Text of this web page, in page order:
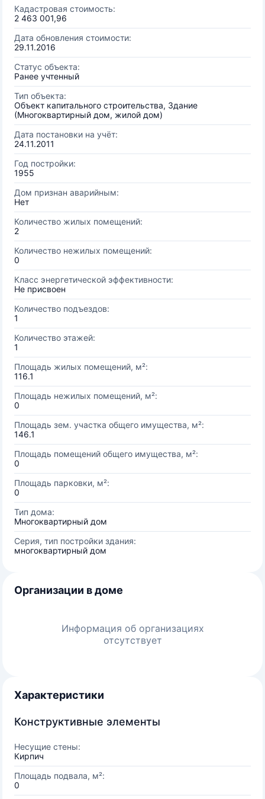
Кадастровая стоимость:
2 463 001,96
Дата обновления стоимости:
29.11.2016
Статус объекта:
Ранее учтенный
Тип объекта:
Объект капитального строительства, Здание
(Многоквартирный дом, жилой дом)
Дата постановки на учёт:
24.11.2011
Год постройки:
1955
Дом признан аварийным:
Нет
Количество жилых помещений:
2
Количество нежилых помещений:
0
Класс энергетической эффективности:
Не присвоен
Количество подъездов:
1
Количество этажей:
1
Площадь жилых помещений, м²:
116.1
Площадь нежилых помещений, м²:
0
Площадь зем. участка общего имущества, м²:
146.1
Площадь помещений общего имущества, м²:
0
Площадь парковки, м²:
0
Тип дома:
Многоквартирный дом
Серия, тип постройки здания:
многоквартирный дом
Организации в доме
Информация об организациях
отсутствует
Характеристики
Конструктивные элементы
Несущие стены:
Кирпич
Площадь подвала, м²:
0